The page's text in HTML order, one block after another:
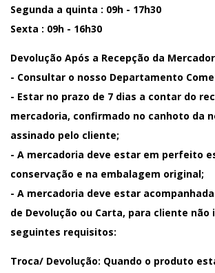
Segunda a quinta : 09h - 17h30
Sexta : 09h - 16h30
Devolução Após a Recepção da
- Consultar o nosso Departamento
- Estar no prazo de 7 dias a contar do
mercadoria, confirmado no canhoto da
assinado pelo cliente;
- A mercadoria deve estar em perfeito
conservação e na embalagem original;
- A mercadoria deve estar
de Devolução ou Carta, para cliente não
seguintes requisitos:
Troca/ Devolução: Quando o produto